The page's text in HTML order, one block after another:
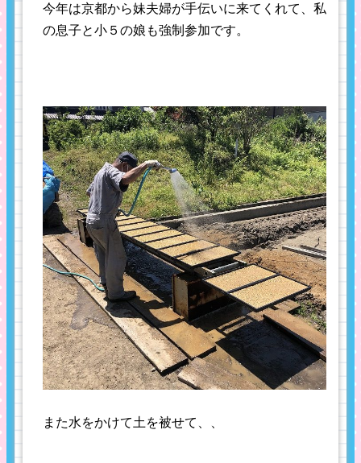
今年は京都から妹夫婦が手伝いに来てくれて、私
の息子と小５の娘も強制参加です。
また水をかけて土を被せて、、